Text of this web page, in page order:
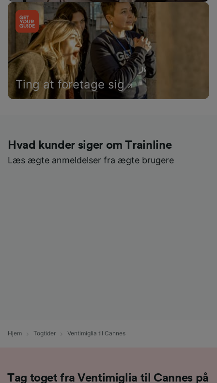
Ting at foretage sig
Hvad kunder siger om Trainline
Læs ægte anmeldelser fra ægte brugere
Hjem Togtider Ventimiglia til Cannes
Tag toget fra Ventimiglia til Cannes på